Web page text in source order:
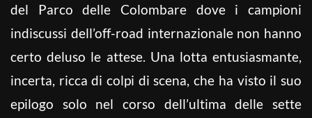
del Parco delle Colombare dove i campioni
indiscussi dell’off-road internazionale non hanno
certo deluso le attese. Una lotta entusiasmante,
incerta, ricca di colpi di scena, che ha visto il suo
epilogo solo nel corso dell’ultima delle sette